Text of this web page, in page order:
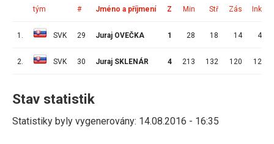
tým # Jméno a příjmení Z Min Stř Zás Ink
1. SVK 29 Juraj OVEČKA 1 28 18 14 4
2. SVK 30 Juraj SKLENÁR 4 213 132 120 12
Stav statistik
Statistiky byly vygenerovány: 14.08.2016 - 16:35